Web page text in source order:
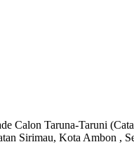
Calon Taruna-Taruni
Sirimau, Kota Ambon ,